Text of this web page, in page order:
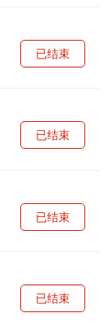
已结束
已结束
已结束
已结束